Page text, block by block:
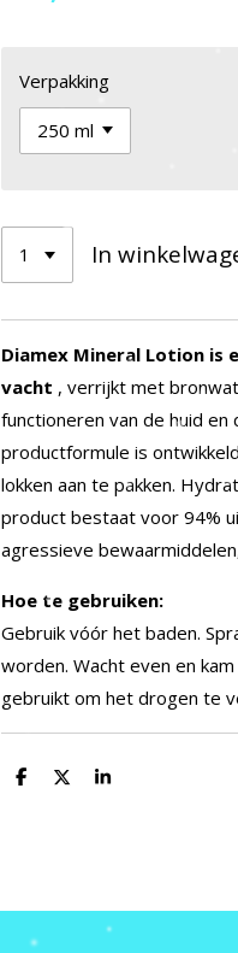
Verpakking
In
Diamex Mineral Lotion
vacht , verrijkt met
functioneren van de huid
productformule is
lokken aan te pakken.
product bestaat voor 94%
agressieve
Hoe te gebruiken:
Gebruik vóór het baden.
worden. Wacht even en
gebruikt om het drogen te
D
D
S